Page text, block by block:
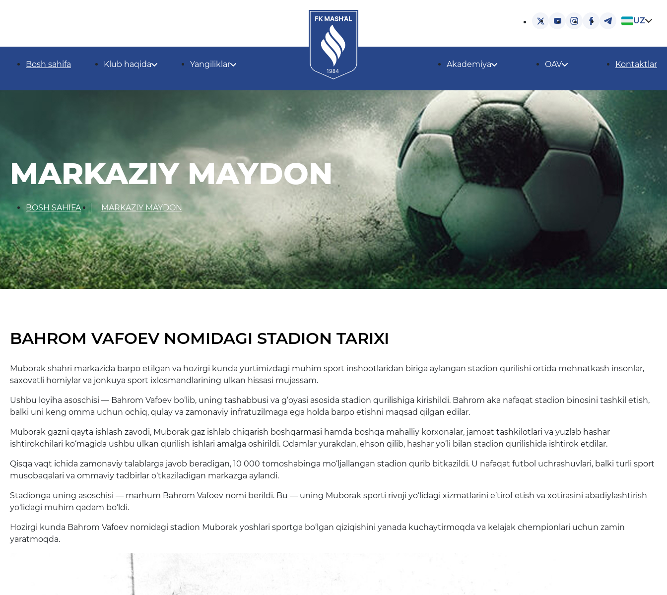
UZ
Bosh sahifa Klub haqida Yangiliklar Akademiya OAV Kontaktlar
MARKAZIY MAYDON
BOSH SAHIFA MARKAZIY MAYDON
BAHROM VAFOEV NOMIDAGI STADION TARIXI
Muborak shahri markazida barpo etilgan va hozirgi kunda yurtimizdagi muhim sport inshootlaridan biriga aylangan stadion qurilishi ortida mehnatkash insonlar,
saxovatli homiylar va jonkuya sport ixlosmandlarining ulkan hissasi mujassam.
Ushbu loyiha asoschisi — Bahrom Vafoev bo‘lib, uning tashabbusi va g‘oyasi asosida stadion qurilishiga kirishildi. Bahrom aka nafaqat stadion binosini tashkil etish,
balki uni keng omma uchun ochiq, qulay va zamonaviy infratuzilmaga ega holda barpo etishni maqsad qilgan edilar.
Muborak gazni qayta ishlash zavodi, Muborak gaz ishlab chiqarish boshqarmasi hamda boshqa mahalliy korxonalar, jamoat tashkilotlari va yuzlab hashar
ishtirokchilari ko‘magida ushbu ulkan qurilish ishlari amalga oshirildi. Odamlar yurakdan, ehson qilib, hashar yo‘li bilan stadion qurilishida ishtirok etdilar.
Qisqa vaqt ichida zamonaviy talablarga javob beradigan, 10 000 tomoshabinga mo‘ljallangan stadion qurib bitkazildi. U nafaqat futbol uchrashuvlari, balki turli sport
musobaqalari va ommaviy tadbirlar o‘tkaziladigan markazga aylandi.
Stadionga uning asoschisi — marhum Bahrom Vafoev nomi berildi. Bu — uning Muborak sporti rivoji yo‘lidagi xizmatlarini e’tirof etish va xotirasini abadiylashtirish
yo‘lidagi muhim qadam bo‘ldi.
Hozirgi kunda Bahrom Vafoev nomidagi stadion Muborak yoshlari sportga bo‘lgan qiziqishini yanada kuchaytirmoqda va kelajak chempionlari uchun zamin
yaratmoqda.